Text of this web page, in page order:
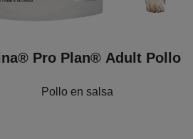
Pro Plan® Adult Pollo
Pollo en salsa